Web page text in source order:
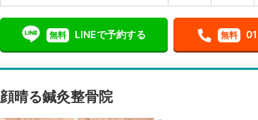
無料 LINEで予約する 無料
顔晴る鍼灸整骨院